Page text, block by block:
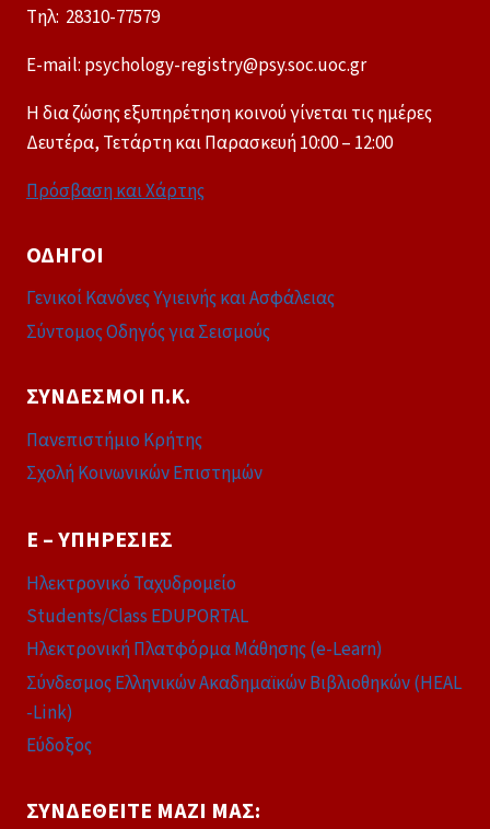
Tηλ: 28310-77579
E-mail: psychology-registry@psy.soc.uoc.gr
Η δια ζώσης εξυπηρέτηση κοινού γίνεται τις ημέρες
Δευτέρα, Τετάρτη και Παρασκευή 10:00 – 12:00
Πρόσβαση και Χάρτης
ΟΔΗΓΟΊ
Γενικοί Κανόνες Υγιεινής και Ασφάλειας
Σύντομος Οδηγός για Σεισμούς
ΣΎΝΔΕΣΜΟΙ Π.Κ.
Πανεπιστήμιο Κρήτης
Σχολή Κοινωνικών Επιστημών
E – ΥΠΗΡΕΣΊΕΣ
Ηλεκτρονικό Ταχυδρομείο
Students/Class EDUPORTAL
Ηλεκτρονική Πλατφόρμα Μάθησης (e-Learn)
Σύνδεσμος Ελληνικών Ακαδημαϊκών Βιβλιοθηκών (HEAL
-Link)
Εύδοξος
ΣΥΝΔΕΘΕΊΤΕ ΜΑΖΊ ΜΑΣ: